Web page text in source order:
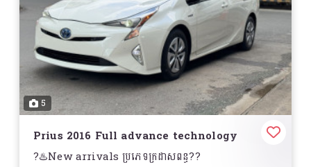
5
Prius 2016 Full advance technology
?♨️New arrivals ប្រភេទក្រដាសពន្ធ??